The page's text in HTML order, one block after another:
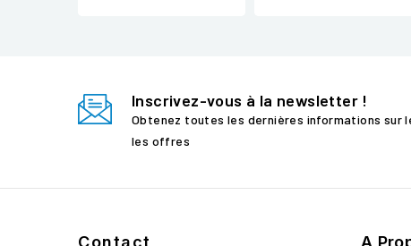
Inscrivez-vous à la newsletter !
Obtenez toutes les dernières informations sur
les offres
Contact A